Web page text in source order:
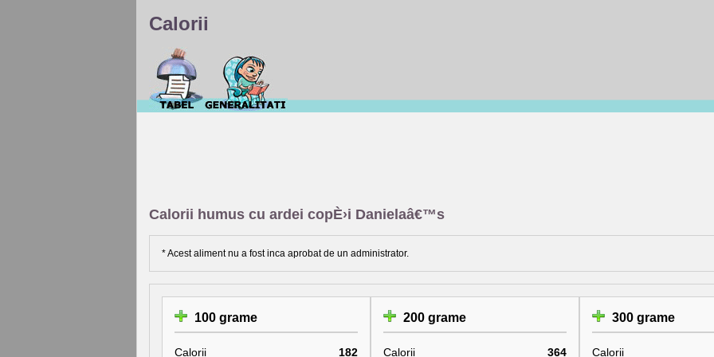
Calorii
Calorii humus cu ardei copÈ›i Danielaâ€™s
* Acest aliment nu a fost inca aprobat de un administrator.
100 grame
Calorii 182
200 grame
Calorii 364
300 grame
Calorii